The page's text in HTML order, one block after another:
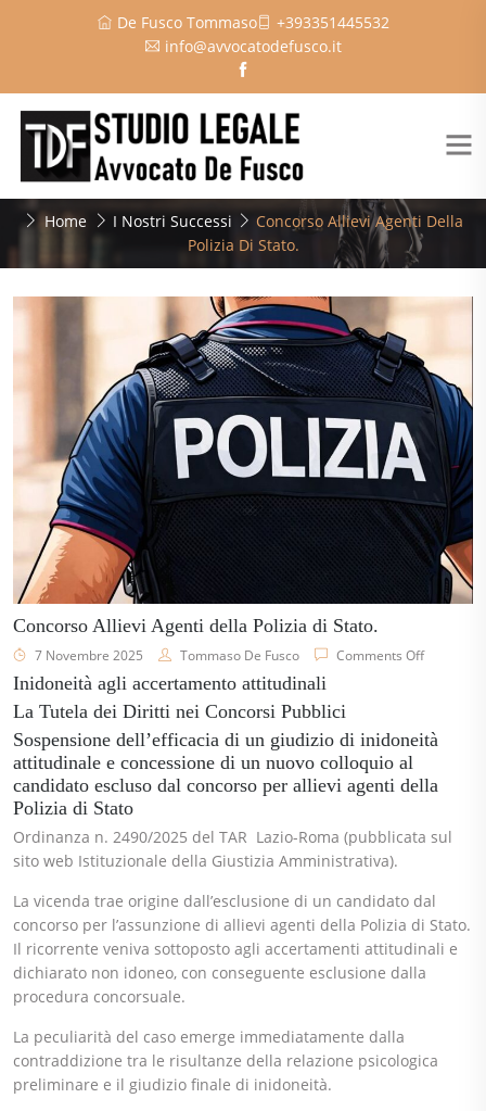
De Fusco Tommaso
+393351445532
info@avvocatodefusco.it
Home I Nostri Successi
Concorso Allievi Agenti Della
Polizia Di Stato.
Concorso Allievi Agenti della Polizia di Stato.
7 Novembre 2025 Tommaso De Fusco Comments Off
Inidoneità agli accertamento attitudinali
La Tutela dei Diritti nei Concorsi Pubblici
Sospensione dell’efficacia di un giudizio di inidoneità
attitudinale e concessione di un nuovo colloquio al
candidato escluso dal concorso per allievi agenti della
Polizia di Stato
Ordinanza n. 2490/2025 del TAR Lazio-Roma (pubblicata sul
sito web Istituzionale della Giustizia Amministrativa).
La vicenda trae origine dall’esclusione di un candidato dal
concorso per l’assunzione di allievi agenti della Polizia di Stato.
Il ricorrente veniva sottoposto agli accertamenti attitudinali e
dichiarato non idoneo, con conseguente esclusione dalla
procedura concorsuale.
La peculiarità del caso emerge immediatamente dalla
contraddizione tra le risultanze della relazione psicologica
preliminare e il giudizio finale di inidoneità.